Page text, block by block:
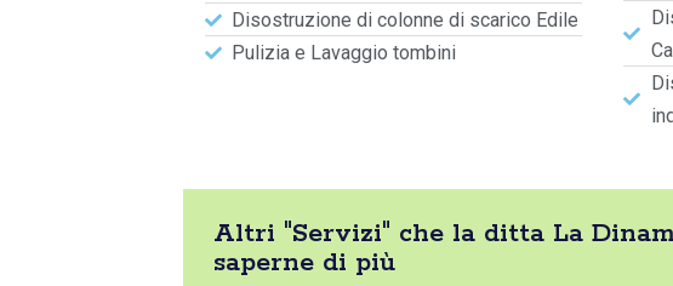
Disostruzione di colonne di scarico Edile
Pulizia e Lavaggio tombini
Altri "Servizi" che la ditta La
saperne di più